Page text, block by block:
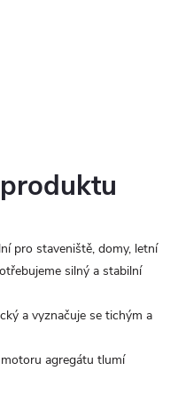
pro staveniště, domy, letní
silný a stabilní
a vyznačuje se tichým a
agregátu tlumí